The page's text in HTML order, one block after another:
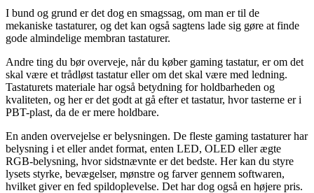
I bund og grund er det dog en smagssag, om man er til de
mekaniske tastaturer, og det kan også sagtens lade sig gøre at finde
gode almindelige membran tastaturer.
Andre ting du bør overveje, når du køber gaming tastatur, er om det
skal være et trådløst tastatur eller om det skal være med ledning.
Tastaturets materiale har også betydning for holdbarheden og
kvaliteten, og her er det godt at gå efter et tastatur, hvor tasterne er i
PBT-plast, da de er mere holdbare.
En anden overvejelse er belysningen. De fleste gaming tastaturer har
belysning i et eller andet format, enten LED, OLED eller ægte
RGB-belysning, hvor sidstnævnte er det bedste. Her kan du styre
lysets styrke, bevægelser, mønstre og farver gennem softwaren,
hvilket giver en fed spildoplevelse. Det har dog også en højere pris.